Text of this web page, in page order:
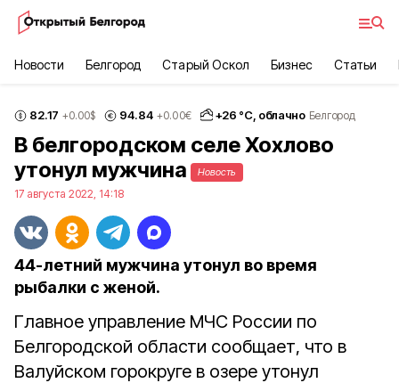
Новости Белгород Старый Оскол Бизнес Статьи
82.17 +0.00$ 94.84 +0.00€ +26 °С, облачно Белгород
В белгородском селе Хохлово
утонул мужчина
Новость
17 августа 2022, 14:18
44-летний мужчина утонул во время
рыбалки с женой.
Главное управление МЧС России по
Белгородской области сообщает, что в
Валуйском горокруге в озере утонул